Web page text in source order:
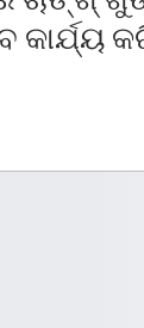
କାର୍ଯ୍ୟ